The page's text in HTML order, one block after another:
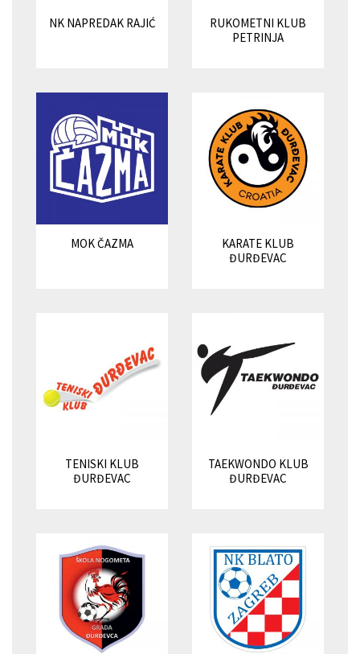
NK NAPREDAK RAJIĆ
RUKOMETNI KLUB
PETRINJA
MOK ČAZMA
KARATE KLUB
ĐURĐEVAC
TENISKI KLUB
ĐURĐEVAC
TAEKWONDO KLUB
ĐURĐEVAC